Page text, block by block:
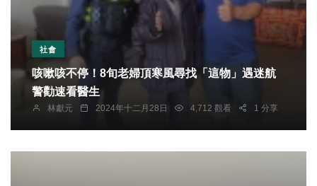
社會
咳嗽咳不停！8旬老婦頂寒風尋找「這物」遇迷航
警勸速看醫生
林獻元 2024年十二月28日 4,712 觀看 1 分享